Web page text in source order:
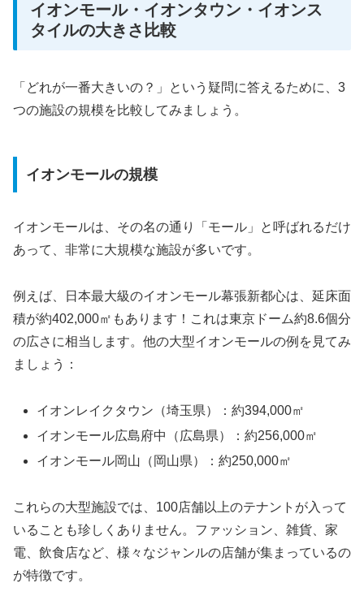
イオンモール・イオンタウン・イオンス
タイルの大きさ比較
「どれが一番大きいの？」という疑問に答えるために、3
つの施設の規模を比較してみましょう。
イオンモールの規模
イオンモールは、その名の通り「モール」と呼ばれるだけ
あって、非常に大規模な施設が多いです。
例えば、日本最大級のイオンモール幕張新都心は、延床面
積が約402,000㎡もあります！これは東京ドーム約8.6個分
の広さに相当します。他の大型イオンモールの例を見てみ
ましょう：
イオンレイクタウン（埼玉県）：約394,000㎡
イオンモール広島府中（広島県）：約256,000㎡
イオンモール岡山（岡山県）：約250,000㎡
これらの大型施設では、100店舗以上のテナントが入って
いることも珍しくありません。ファッション、雑貨、家
電、飲食店など、様々なジャンルの店舗が集まっているの
が特徴です。